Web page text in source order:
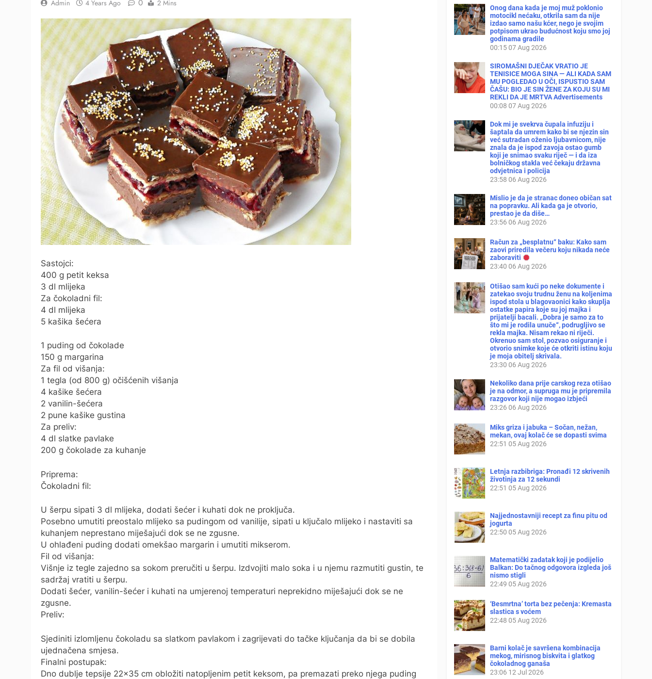
Admin 4 Years Ago 0 2 Mins
Sastojci:
400 g petit keksa
3 dl mlijeka
Za čokoladni fil:
4 dl mlijeka
5 kašika šećera
1 puding od čokolade
150 g margarina
Za fil od višanja:
1 tegla (od 800 g) očišćenih višanja
4 kašike šećera
2 vanilin-šećera
2 pune kašike gustina
Za preliv:
4 dl slatke pavlake
200 g čokolade za kuhanje
Priprema:
Čokoladni fil:
U šerpu sipati 3 dl mlijeka, dodati šećer i kuhati dok ne proključa.
Posebno umutiti preostalo mlijeko sa pudingom od vanilije, sipati u ključalo mlijeko i nastaviti sa
kuhanjem neprestano miješajući dok se ne zgusne.
U ohlađeni puding dodati omekšao margarin i umutiti mikserom.
Fil od višanja:
Višnje iz tegle zajedno sa sokom preručiti u šerpu. Izdvojiti malo soka i u njemu razmutiti gustin, te
sadržaj vratiti u šerpu.
Dodati šećer, vanilin-šećer i kuhati na umjerenoj temperaturi neprekidno miješajući dok se ne
zgusne.
Preliv:
Sjediniti izlomljenu čokoladu sa slatkom pavlakom i zagrijevati do tačke ključanja da bi se dobila
ujednačena smjesa.
Finalni postupak:
Dno dublje tepsije 22×35 cm obložiti natopljenim petit keksom, pa premazati preko njega puding
Onog dana kada je moj muž poklonio
motocikl nećaku, otkrila sam da nije
izdao samo našu kćer, nego je svojim
potpisom ukrao budućnost koju smo joj
godinama gradile
00:15 07 Aug 2026
SIROMAŠNI DJEČAK VRATIO JE
TENISICE MOGA SINA — ALI KADA SAM
MU POGLEDAO U OČI, ISPUSTIO SAM
ČAŠU: BIO JE SIN ŽENE ZA KOJU SU MI
REKLI DA JE MRTVA Advertisements
00:08 07 Aug 2026
Dok mi je svekrva čupala infuziju i
šaptala da umrem kako bi se njezin sin
već sutradan oženio ljubavnicom, nije
znala da je ispod zavoja ostao gumb
koji je snimao svaku riječ — i da iza
bolničkog stakla već čekaju državna
odvjetnica i policija
23:58 06 Aug 2026
Mislio je da je stranac doneo običan sat
na popravku. Ali kada ga je otvorio,
prestao je da diše…
23:56 06 Aug 2026
Račun za „besplatnu“ baku: Kako sam
zaovi priredila večeru koju nikada neće
zaboraviti
23:40 06 Aug 2026
Otišao sam kući po neke dokumente i
zatekao svoju trudnu ženu na koljenima
ispod stola u blagovaonici kako skuplja
ostatke papira koje su joj majka i
prijatelji bacali. „Dobra je samo za to
što mi je rodila unuče“, podrugljivo se
rekla majka. Nisam rekao ni riječi.
Okrenuo sam stol, pozvao osiguranje i
otvorio snimke koje će otkriti istinu koju
je moja obitelj skrivala.
23:30 06 Aug 2026
Nekoliko dana prije carskog reza otišao
je na odmor, a supruga mu je pripremila
razgovor koji nije mogao izbjeći
23:26 06 Aug 2026
Miks griza i jabuka – Sočan, nežan,
mekan, ovaj kolač će se dopasti svima
22:51 05 Aug 2026
Letnja razbibriga: Pronađi 12 skrivenih
životinja za 12 sekundi
22:51 05 Aug 2026
Najjednostavniji recept za finu pitu od
jogurta
22:50 05 Aug 2026
Matematički zadatak koji je podijelio
Balkan: Do tačnog odgovora izgleda još
nismo stigli
22:49 05 Aug 2026
‘Besmrtna’ torta bez pečenja: Kremasta
slastica s voćem
22:48 05 Aug 2026
Barni kolač je savršena kombinacija
mekog, mirisnog biskvita i glatkog
čokoladnog ganaša
23:06 12 Jul 2026